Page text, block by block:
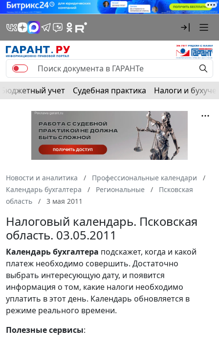
Бюджетный учет Судебная практика Налоги и
Новости и аналитика
Профессиональные календари
Календарь бухгалтера
Региональные
Псковская
область
3 мая 2011
Налоговый календарь. Псковская
область. 03.05.2011
Календарьбухгалтера подскажет, когда и какой
платеж необходимо совершить. Достаточно
выбрать интересующую дату, и появится
информация о том, какие налоги необходимо
уплатить в этот день. Календарь обновляется в
режиме реального времени.
Полезные сервисы: